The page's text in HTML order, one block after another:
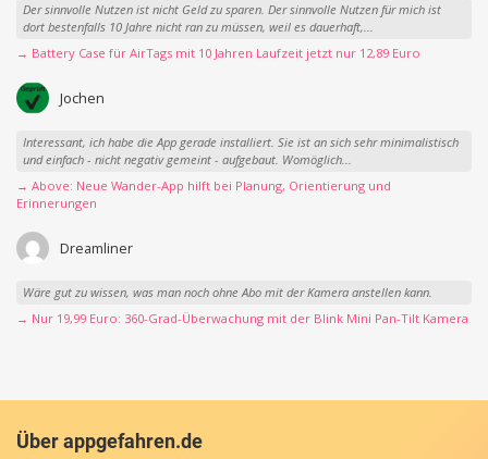
Der sinnvolle Nutzen ist nicht Geld zu sparen. Der sinnvolle Nutzen für mich ist
dort bestenfalls 10 Jahre nicht ran zu müssen, weil es dauerhaft,...
→ Battery Case für AirTags mit 10 Jahren Laufzeit jetzt nur 12,89 Euro
Jochen
Interessant, ich habe die App gerade installiert. Sie ist an sich sehr minimalistisch
und einfach - nicht negativ gemeint - aufgebaut. Womöglich...
→ Above: Neue Wander-App hilft bei Planung, Orientierung und
Erinnerungen
Dreamliner
Wäre gut zu wissen, was man noch ohne Abo mit der Kamera anstellen kann.
→ Nur 19,99 Euro: 360-Grad-Überwachung mit der Blink Mini Pan-Tilt Kamera
Über appgefahren.de